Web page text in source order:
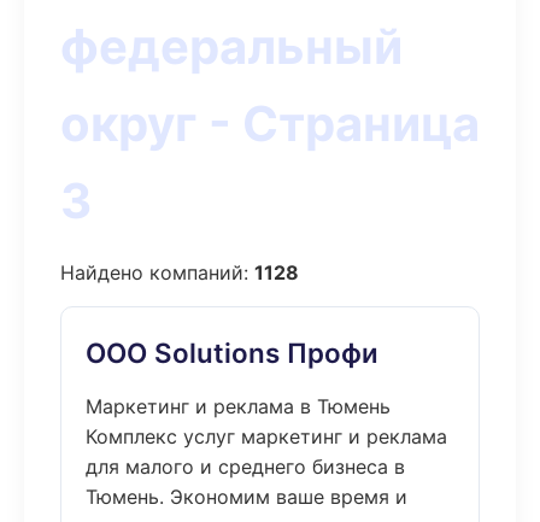
федеральный
округ - Страница
3
Найдено компаний: 1128
ООО Solutions Профи
Маркетинг и реклама в Тюмень
Комплекс услуг маркетинг и реклама
для малого и среднего бизнеса в
Тюмень. Экономим ваше время и